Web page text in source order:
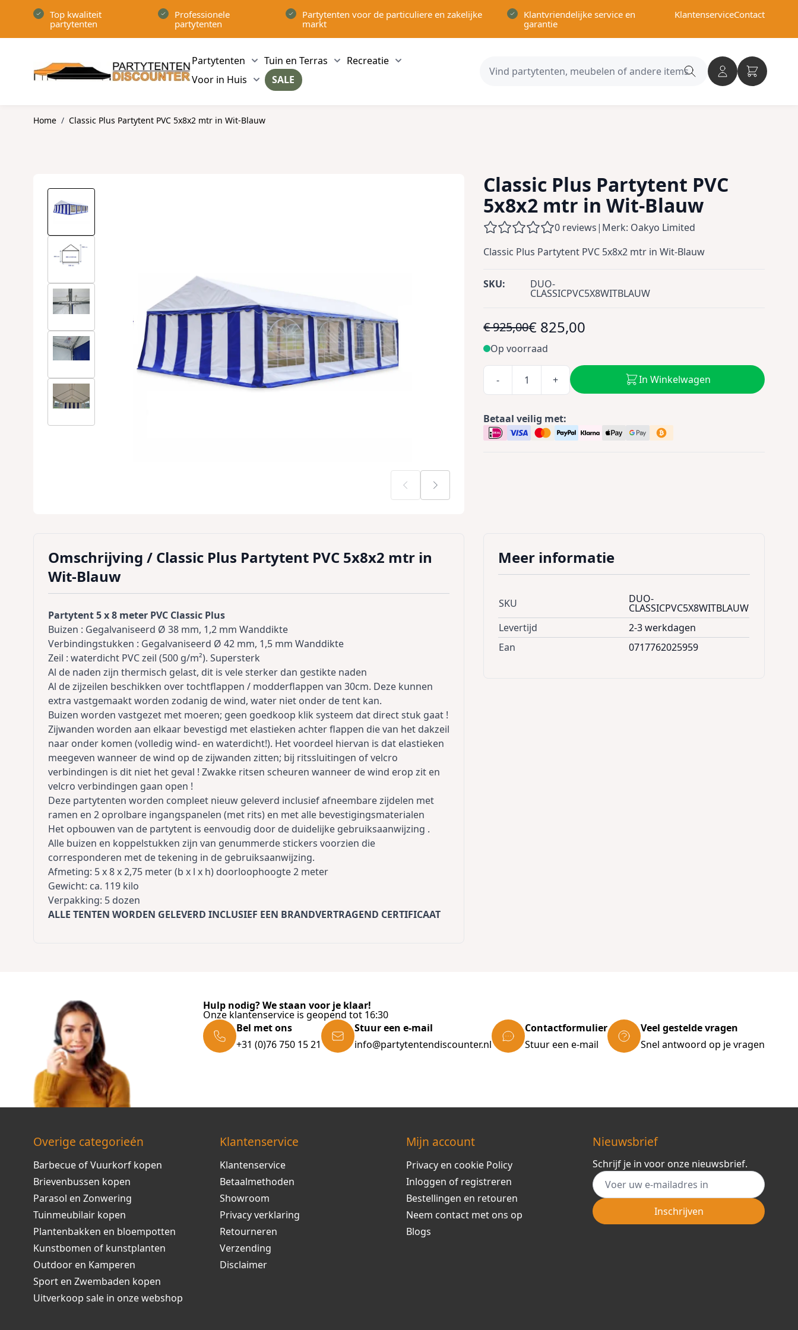
Top kwaliteit
partytenten
Professionele
partytenten
Partytenten voor de particuliere en zakelijke
markt
Klantvriendelijke service en
garantie
KlantenserviceContact
Partytenten
Show submenu for Partytenten category
Tuin en Terras
Show submenu for Tuin en Terras category
Recreatie
Show submenu for Recreatie category
Voor in Huis
Show submenu for Voor in Huis category
SALE
Search
Home / Classic Plus Partytent PVC 5x8x2 mtr in Wit-Blauw
Classic Plus Partytent PVC
5x8x2 mtr in Wit-Blauw
0 reviews| Merk: Oakyo Limited
Classic Plus Partytent PVC 5x8x2 mtr in Wit-Blauw
SKU: DUO-
CLASSICPVC5X8WITBLAUW
€ 925,00€ 825,00
Op voorraad
- + In Winkelwagen
Betaal veilig met:
Omschrijving / Classic Plus Partytent PVC 5x8x2 mtr in
Wit-Blauw
Partytent 5 x 8 meter PVC Classic Plus
Buizen : Gegalvaniseerd Ø 38 mm, 1,2 mm Wanddikte
Verbindingstukken : Gegalvaniseerd Ø 42 mm, 1,5 mm Wanddikte
Zeil : waterdicht PVC zeil (500 g/m²). Supersterk
Al de naden zijn thermisch gelast, dit is vele sterker dan gestikte naden
Al de zijzeilen beschikken over tochtflappen / modderflappen van 30cm. Deze kunnen
extra vastgemaakt worden zodanig de wind, water niet onder de tent kan.
Buizen worden vastgezet met moeren; geen goedkoop klik systeem dat direct stuk gaat !
Zijwanden worden aan elkaar bevestigd met elastieken achter flappen die van het dakzeil
naar onder komen (volledig wind- en waterdicht!). Het voordeel hiervan is dat elastieken
meegeven wanneer de wind op de zijwanden zitten; bij ritssluitingen of velcro
verbindingen is dit niet het geval ! Zwakke ritsen scheuren wanneer de wind erop zit en
velcro verbindingen gaan open !
Deze partytenten worden compleet nieuw geleverd inclusief afneembare zijdelen met
ramen en 2 oprolbare ingangspanelen (met rits) en met alle bevestigingsmaterialen
Het opbouwen van de partytent is eenvoudig door de duidelijke gebruiksaanwijzing .
Alle buizen en koppelstukken zijn van genummerde stickers voorzien die
corresponderen met de tekening in de gebruiksaanwijzing.
Afmeting: 5 x 8 x 2,75 meter (b x l x h) doorloophoogte 2 meter
Gewicht: ca. 119 kilo
Verpakking: 5 dozen
ALLE TENTEN WORDEN GELEVERD INCLUSIEF EEN BRANDVERTRAGEND CERTIFICAAT
Meer informatie
SKU DUO-
CLASSICPVC5X8WITBLAUW
Levertijd
2-3 werkdagen
Ean
0717762025959
Hulp nodig? We staan voor je klaar!
Onze klantenservice is geopend tot 16:30
Bel met ons
+31 (0)76 750 15 21
Stuur een e-mail
info@partytentendiscounter.nl
Contactformulier
Stuur een e-mail
Veel gestelde vragen
Snel antwoord op je vragen
Overige categorieén
Barbecue of Vuurkorf kopen
Brievenbussen kopen
Parasol en Zonwering
Tuinmeubilair kopen
Plantenbakken en bloempotten
Kunstbomen of kunstplanten
Outdoor en Kamperen
Sport en Zwembaden kopen
Uitverkoop sale in onze webshop
Klantenservice
Klantenservice
Betaalmethoden
Showroom
Privacy verklaring
Retourneren
Verzending
Disclaimer
Mijn account
Privacy en cookie Policy
Inloggen of registreren
Bestellingen en retouren
Neem contact met ons op
Blogs
Nieuwsbrief
Schrijf je in voor onze nieuwsbrief.
E-mail adres
Inschrijven